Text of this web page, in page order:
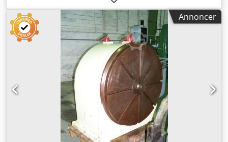
Kæbebredde: 70 mm Kæbelængde: 180 mm Dkjdpfxou
Axzke Almor Kæbebærehøjde: 150 mm Bundplade: 325 x
265 mm - Trin kæber, der kan vendes og bruges som dreje-
og borekæber - Kæbejustering via trapezgevindspindel -
Kæbebærer med 6 udsparinger 40 x 30 mm til fastgørelse -
Afstand mellem udsparinger: 280 x 133 og 220 x 90 mm
(centreret) Dimensioner (L x B x H): 325 x 265 x 215 mm
Vægt pr. kæbe: 36,5 kg Vægt alle 4 kæber: 146 kg God stand
Annoncer